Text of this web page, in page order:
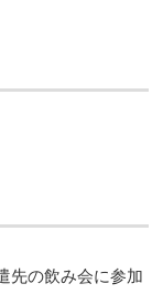
先の飲み会に参加